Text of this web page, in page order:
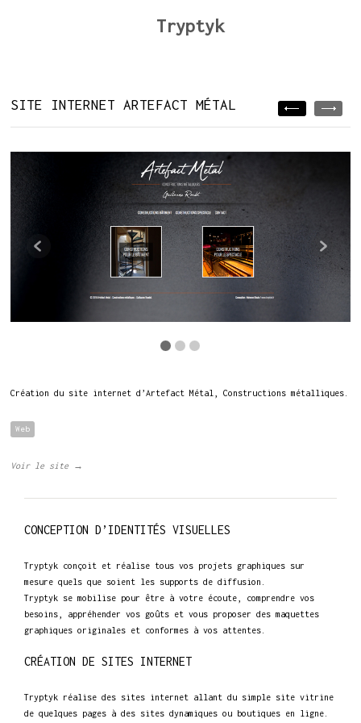
Tryptyk
SITE INTERNET ARTEFACT MÉTAL
Création du site internet d’Artefact Métal, Constructions métalliques.
Web
Voir le site →
CONCEPTION D’IDENTITÉS VISUELLES
Tryptyk conçoit et réalise tous vos projets graphiques sur
mesure quels que soient les supports de diffusion.
Tryptyk se mobilise pour être à votre écoute, comprendre vos
besoins, appréhender vos goûts et vous proposer des maquettes
graphiques originales et conformes à vos attentes.
CRÉATION DE SITES INTERNET
Tryptyk réalise des sites internet allant du simple site vitrine
de quelques pages à des sites dynamiques ou boutiques en ligne.